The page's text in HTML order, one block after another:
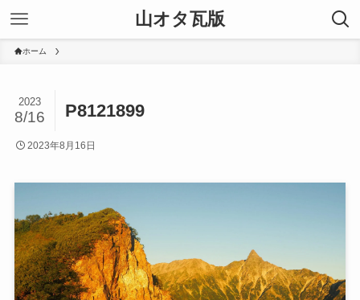
山オタ瓦版
ホーム
P8121899
2023
8/16
2023年8月16日